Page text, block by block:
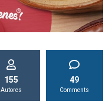
155
Autores
49
Comments